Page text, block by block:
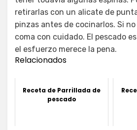
retirarlas con un alicate de
pinzas antes de cocinarlos. Si
coma con cuidado. El pescado
el esfuerzo merece la pena.
Relacionados
Receta de Parrillada de
pescado